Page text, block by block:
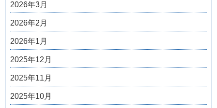
2026年3月
2026年2月
2026年1月
2025年12月
2025年11月
2025年10月